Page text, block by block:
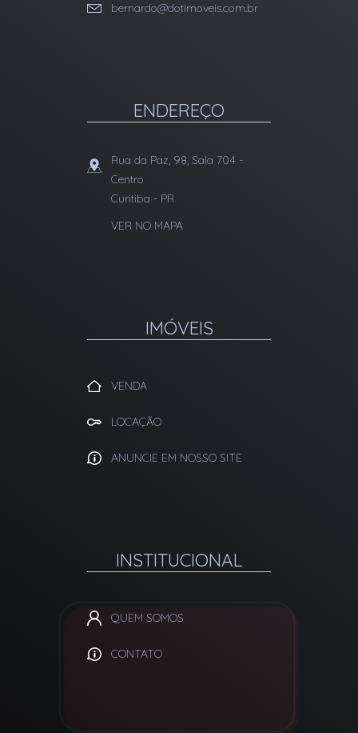
bernardo@dotimoveis.com.br
ENDEREÇO
Rua da Paz, 98, Sala 704 -
Centro
Curitiba - PR
VER NO MAPA
IMÓVEIS
VENDA
LOCAÇÃO
ANUNCIE EM NOSSO SITE
INSTITUCIONAL
QUEM SOMOS
CONTATO